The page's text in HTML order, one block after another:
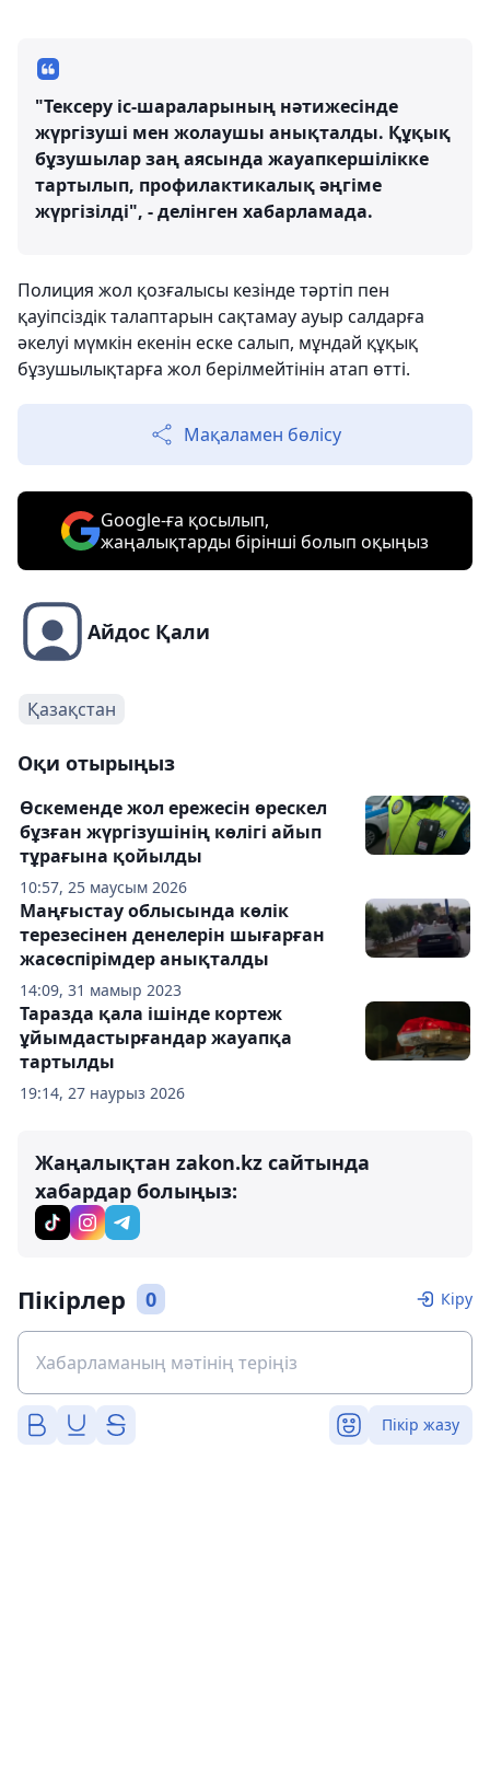
"Тексеру іс-шараларының нәтижесінде
жүргізуші мен жолаушы анықталды. Құқық
бұзушылар заң аясында жауапкершілікке
тартылып, профилактикалық әңгіме
жүргізілді", - делінген хабарламада.
Полиция жол қозғалысы кезінде тәртіп пен
қауіпсіздік талаптарын сақтамау ауыр салдарға
әкелуі мүмкін екенін еске салып, мұндай құқық
бұзушылықтарға жол берілмейтінін атап өтті.
Мақаламен бөлісу
Google-ға қосылып,
жаңалықтарды бірінші болып оқыңыз
Айдос Қали
Қазақстан
Оқи отырыңыз
10:57, 25 маусым 2026
Өскеменде жол ережесін өрескел
бұзған жүргізушінің көлігі айып
тұрағына қойылды
14:09, 31 мамыр 2023
Маңғыстау облысында көлік
терезесінен денелерін шығарған
жасөспірімдер анықталды
19:14, 27 наурыз 2026
Таразда қала ішінде кортеж
ұйымдастырғандар жауапқа
тартылды
Жаңалықтан zakon.kz сайтында
хабардар болыңыз:
Пікірлер 0 Кіру
Пікір жазу